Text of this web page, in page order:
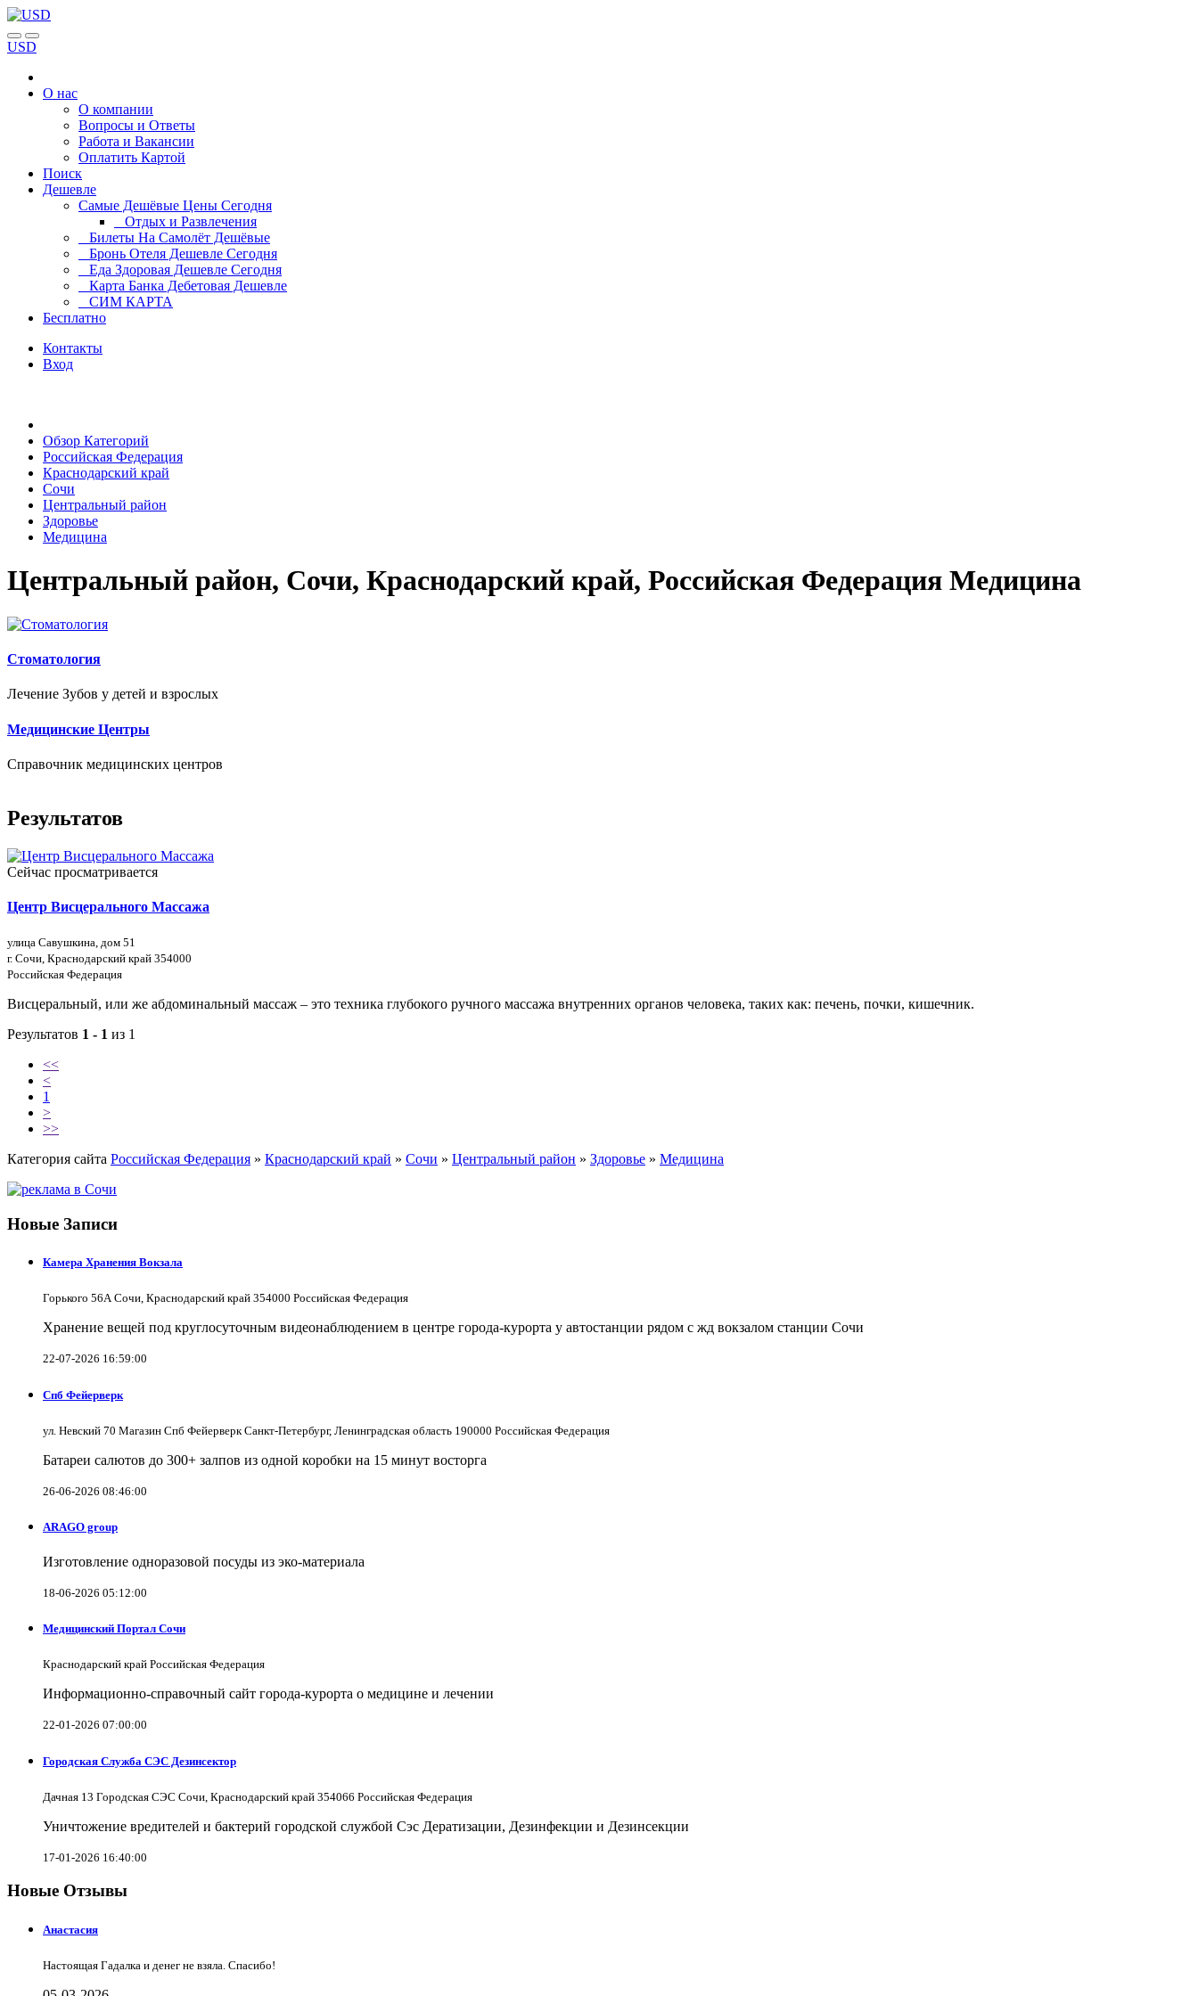
USD
О нас
О компании
Вопросы и Ответы
Работа и Вакансии
Оплатить Картой
Поиск
Дешевле
Самые Дешёвые Цены Сегодня
Отдых и Развлечения
Билеты На Самолёт Дешёвые
Бронь Отеля Дешевле Сегодня
Еда Здоровая Дешевле Сегодня
Карта Банка Дебетовая Дешевле
СИМ КАРТА
Бесплатно
Контакты
Вход
Обзор Категорий
Российская Федерация
Краснодарский край
Сочи
Центральный район
Здоровье
Медицина
Центральный район, Сочи, Краснодарский край, Российская Федерация Медицина
Стоматология
Лечение Зубов у детей и взрослых
Медицинские Центры
Справочник медицинских центров
Результатов
Сейчас просматривается
Центр Висцерального Массажа
улица Савушкина, дом 51
г. Сочи, Краснодарский край 354000
Российская Федерация
Висцеральный, или же абдоминальный массаж – это техника глубокого ручного массажа внутренних органов человека, таких как: печень, почки, кишечник.
Результатов 1 - 1 из 1
<<
<
1
>
>>
Категория сайта Российская Федерация » Краснодарский край » Сочи » Центральный район » Здоровье » Медицина
Новые Записи
Камера Хранения Вокзала
Горького 56А Сочи, Краснодарский край 354000 Российская Федерация
Хранение вещей под круглосуточным видеонаблюдением в центре города-курорта у автостанции рядом с жд вокзалом станции Сочи
22-07-2026 16:59:00
Спб Фейерверк
ул. Невский 70 Магазин Спб Фейерверк Санкт-Петербург, Ленинградская область 190000 Российская Федерация
Батареи салютов до 300+ залпов из одной коробки на 15 минут восторга
26-06-2026 08:46:00
ARAGO group
Изготовление одноразовой посуды из эко-материала
18-06-2026 05:12:00
Медицинский Портал Сочи
Краснодарский край Российская Федерация
Информационно-справочный сайт города-курорта о медицине и лечении
22-01-2026 07:00:00
Городская Служба СЭС Дезинсектор
Дачная 13 Городская СЭС Сочи, Краснодарский край 354066 Российская Федерация
Уничтожение вредителей и бактерий городской службой Сэс Дератизации, Дезинфекции и Дезинсекции
17-01-2026 16:40:00
Новые Отзывы
Анастасия
Настоящая Гадалка и денег не взяла. Спасибо!